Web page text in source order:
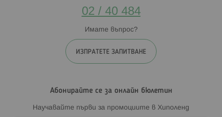
02 / 40 484
Имате въпрос?
ИЗПРАТЕТЕ ЗАПИТВАНЕ
Абонирайте се за онлайн бюлетин
Научавайте първи за промоциите в Хиполенд